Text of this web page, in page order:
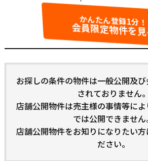
かんたん登録1分！
会員限定物件を見
お探しの条件の物件は一般公開及
されておりません。
店舗公開物件は売主様の事情等に
では公開できません
店舗公開物件をお知りになりたい
ださい。